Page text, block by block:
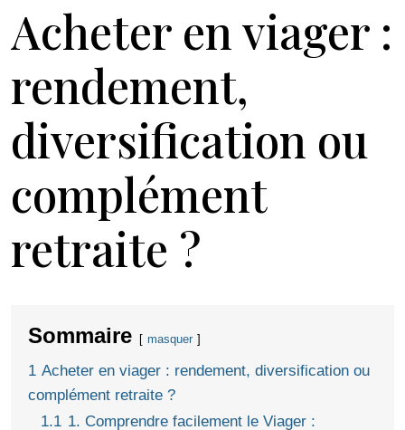
Acheter en viager :
rendement,
diversification ou
complément
retraite ?
Sommaire masquer
1 Acheter en viager : rendement, diversification ou
complément retraite ?
1.1 1. Comprendre facilement le Viager :